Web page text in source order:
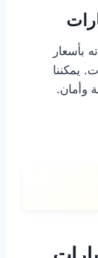
بأسعار
يمكننا
وأمان.